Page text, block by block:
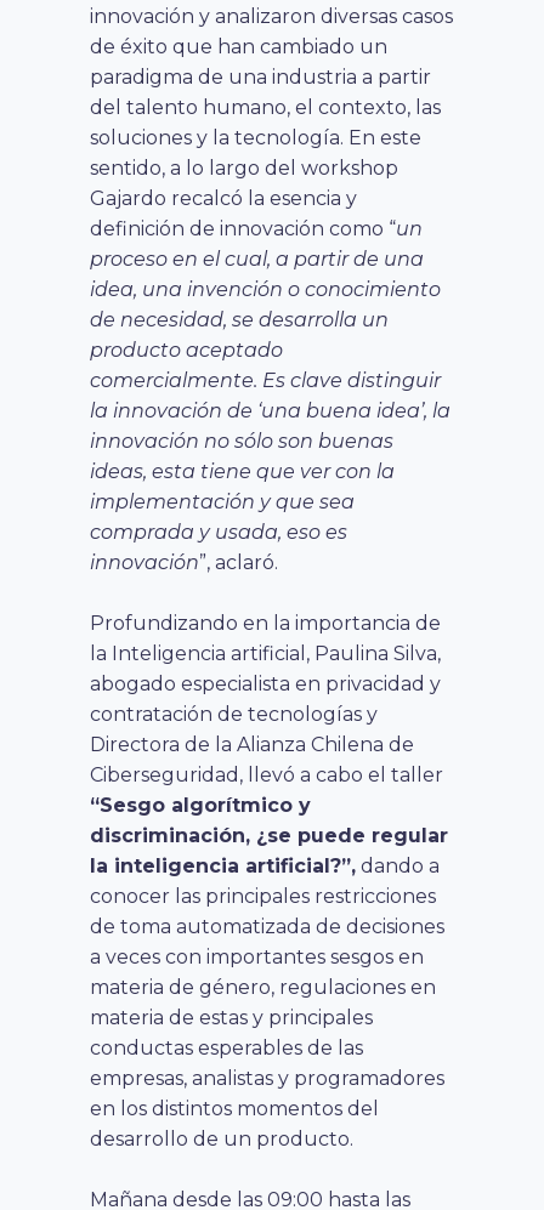
innovación y analizaron diversas casos
de éxito que han cambiado un
paradigma de una industria a partir
del talento humano, el contexto, las
soluciones y la tecnología. En este
sentido, a lo largo del workshop
Gajardo recalcó la esencia y
definición de innovación como “un
proceso en el cual, a partir de una
idea, una invención o conocimiento
de necesidad, se desarrolla un
producto aceptado
comercialmente. Es clave distinguir
la innovación de ‘una buena idea’, la
innovación no sólo son buenas
ideas, esta tiene que ver con la
implementación y que sea
comprada y usada, eso es
innovación”, aclaró.
Profundizando en la importancia de
la Inteligencia artificial, Paulina Silva,
abogado especialista en privacidad y
contratación de tecnologías y
Directora de la Alianza Chilena de
Ciberseguridad, llevó a cabo el taller
“Sesgo algorítmico y
discriminación, ¿se puede regular
la inteligencia artificial?”, dando a
conocer las principales restricciones
de toma automatizada de decisiones
a veces con importantes sesgos en
materia de género, regulaciones en
materia de estas y principales
conductas esperables de las
empresas, analistas y programadores
en los distintos momentos del
desarrollo de un producto.
Mañana desde las 09:00 hasta las